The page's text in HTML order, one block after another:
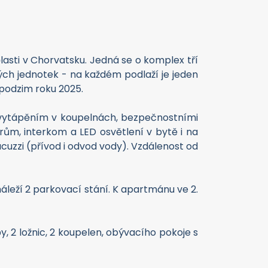
v Chorvatsku. Jedná se o komplex tří
jednotek - na každém podlaží je jeden
roku 2025.
v koupelnách, bezpečnostními
interkom a LED osvětlení v bytě i na
(přívod i odvod vody). Vzdálenost od
2 parkovací stání. K apartmánu ve 2.
2 ložnic, 2 koupelen, obývacího pokoje s